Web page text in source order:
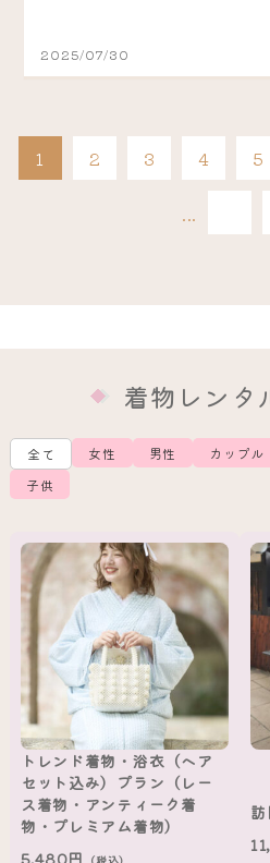
2025/07/30
1 2 3 4 5
...
着物レンタ
全て 女性 男性 カップル
子供
トレンド着物・浴衣（ヘア
セット込み）プラン（レー
ス着物・アンティーク着
物・プレミアム着物）
5,480円